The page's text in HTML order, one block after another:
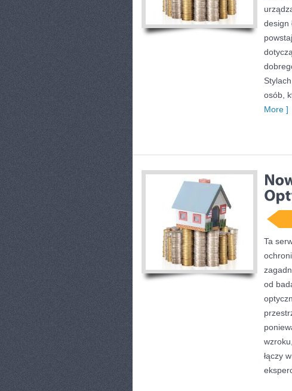
design
osób,
More ]
Ta
od
łączy